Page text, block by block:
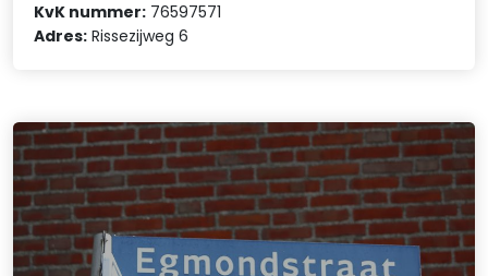
KvK nummer: 76597571
Adres: Rissezijweg 6